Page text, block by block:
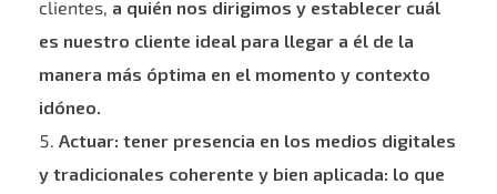
clientes, a quién nos dirigimos y establecer cuál
es nuestro cliente ideal para llegar a él de la
manera más óptima en el momento y contexto
idóneo.
Actuar: tener presencia en los medios digitales
y tradicionales coherente y bien aplicada: lo que